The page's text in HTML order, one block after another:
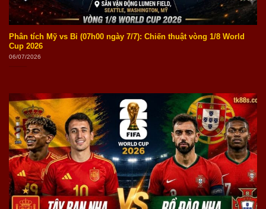
Phân tích Mỹ vs Bỉ (07h00 ngày 7/7): Chiến thuật vòng 1/8 World
Cup 2026
06/07/2026